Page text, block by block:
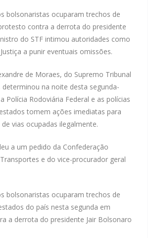
bolsonaristas ocuparam trechos de
contra a derrota do presidente
do STF intimou autoridades como
a punir eventuais omissões.
de Moraes, do Supremo Tribunal
determinou na noite desta segunda-
Polícia Rodoviária Federal e as polícias
tomem ações imediatas para
vias ocupadas ilegalmente.
a um pedido da Confederação
e do vice-procurador geral
bolsonaristas ocuparam trechos de
do país nesta segunda em
a derrota do presidente Jair Bolsonaro